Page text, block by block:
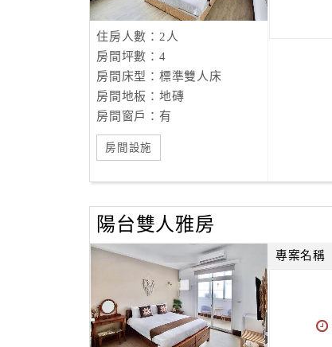
住房人數：2人
房間坪數：4
房間床型：標準雙人床
房間地板：地磚
房間窗戶：有
房間設施
陽台雙人雅房
專案名稱